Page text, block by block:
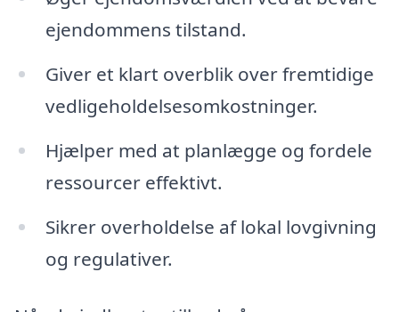
ejendommens tilstand.
Giver et klart overblik over fremtidige
vedligeholdelsesomkostninger.
Hjælper med at planlægge og fordele
ressourcer effektivt.
Sikrer overholdelse af lokal lovgivning
og regulativer.